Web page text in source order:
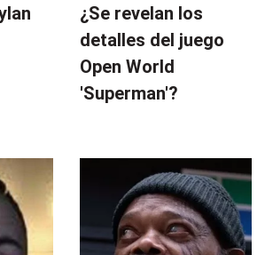
¿Se revelan los
detalles del juego
Open World
'Superman'?